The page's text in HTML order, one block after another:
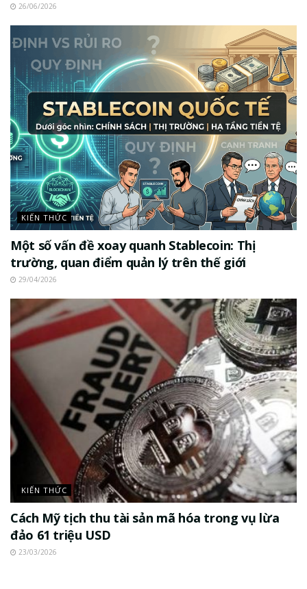
26/06/2026
KIẾN THỨC
Một số vấn đề xoay quanh Stablecoin: Thị
trường, quan điểm quản lý trên thế giới
29/04/2026
KIẾN THỨC
Cách Mỹ tịch thu tài sản mã hóa trong vụ lừa
đảo 61 triệu USD
23/03/2026